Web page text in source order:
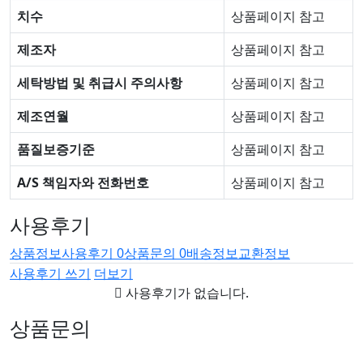
치수
상품페이지 참고
제조자
상품페이지 참고
세탁방법 및 취급시 주의사항
상품페이지 참고
제조연월
상품페이지 참고
품질보증기준
상품페이지 참고
A/S 책임자와 전화번호
상품페이지 참고
사용후기
상품정보사용후기 0상품문의 0배송정보교환정보
사용후기 쓰기 더보기
사용후기가 없습니다.
상품문의